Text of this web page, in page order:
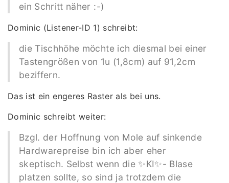
ein Schritt näher :-)
Dominic (Listener-ID 1) schreibt:
die Tischhöhe möchte ich diesmal bei einer
Tastengrößen von 1u (1,8cm) auf 91,2cm
beziffern.
Das ist ein engeres Raster als bei uns.
Dominic schreibt weiter:
Bzgl. der Hoffnung von Mole auf sinkende
Hardwarepreise bin ich aber eher
skeptisch. Selbst wenn die ✨KI✨- Blase
platzen sollte, so sind ja trotzdem die